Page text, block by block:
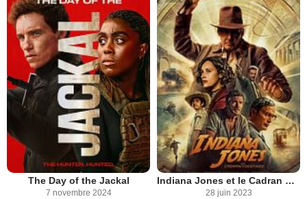
The Day of the Jackal
7 novembre 2024
Indiana Jones et le Cadran de la Destinée
28 juin 2023